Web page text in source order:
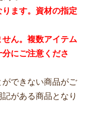
ます。資材の指定
ん。複数アイテム
にご注意くださ
できない商品がご
がある商品となり